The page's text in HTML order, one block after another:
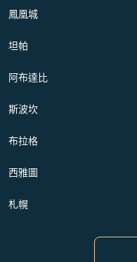
鳳凰城
坦帕
阿布達比
斯波坎
布拉格
西雅圖
札幌